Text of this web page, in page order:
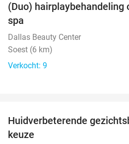
(Duo) hairplaybehandeling
spa
Dallas Beauty Center
Soest (6 km)
Verkocht: 9
Huidverbeterende
keuze